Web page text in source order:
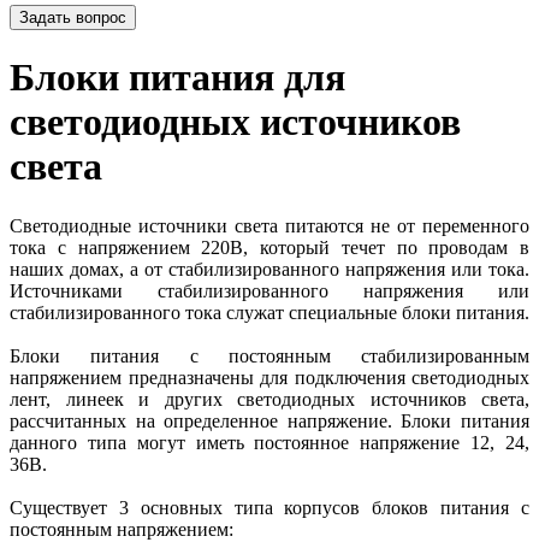
Задать вопрос
Блоки питания для
светодиодных источников
света
Светодиодные источники света питаются не от переменного
тока с напряжением 220В, который течет по проводам в
наших домах, а от стабилизированного напряжения или тока.
Источниками стабилизированного напряжения или
стабилизированного тока служат специальные блоки питания.
Блоки питания с постоянным стабилизированным
напряжением предназначены для подключения светодиодных
лент, линеек и других светодиодных источников света,
рассчитанных на определенное напряжение. Блоки питания
данного типа могут иметь постоянное напряжение 12, 24,
36В.
Существует 3 основных типа корпусов блоков питания с
постоянным напряжением: